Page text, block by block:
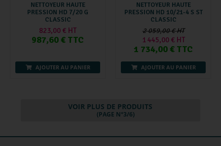
NETTOYEUR HAUTE
PRESSION HD 7/20 G
CLASSIC
823,00 € HT
987,60 € TTC
AJOUTER AU PANIER
NETTOYEUR HAUTE
PRESSION HD 10/21-4 S ST
CLASSIC
2 059,00 € HT
1 445,00 € HT
1 734,00 € TTC
AJOUTER AU PANIER
VOIR PLUS DE PRODUITS
(PAGE N°3/6)